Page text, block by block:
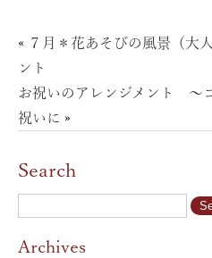
« ７月＊花あそびの風景（大
ント
お祝いのアレンジメント 〜
祝いに »
Search
Archives